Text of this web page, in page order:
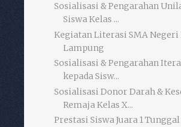
Sosialisasi & Pengarahan
Siswa Kelas ...
Kegiatan Literasi SMA Negeri
Lampung
Sosialisasi & Pengarahan
kepada Sisw...
Sosialisasi Donor Darah &
Remaja Kelas X...
Prestasi Siswa Juara 1